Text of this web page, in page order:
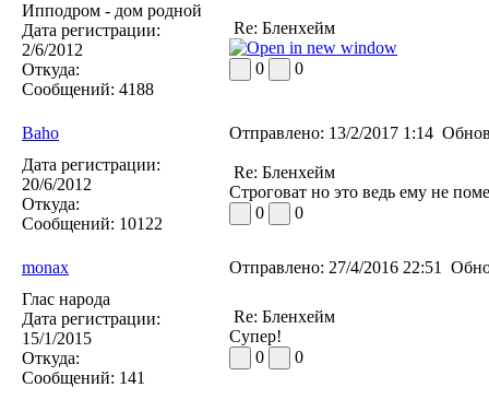
Ипподром - дом родной
Дата регистрации:
2/6/2012
Откуда:
Сообщений: 4188
Re: Бленхейм
0 0
Baho Отправлено: 13/2/2017 1:14
Дата регистрации:
20/6/2012
Откуда:
Сообщений: 10122
Re: Бленхейм
Строговат но это ведь ему не
0
0
monax Отправлено: 27/4/2016 22:51
Глас народа
Дата регистрации:
15/1/2015
Откуда:
Сообщений: 141
Re: Бленхейм
Супер!
0
0